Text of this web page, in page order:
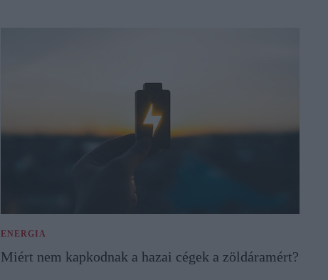
ENERGIA
Miért nem kapkodnak a hazai cégek a zöldáramért?